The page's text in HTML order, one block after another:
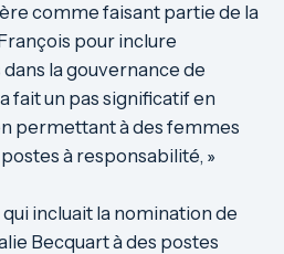
comme faisant partie de la
pour inclure
la gouvernance de
a fait un pas significatif en
permettant à des femmes
à responsabilité, »
incluait la nomination de
Becquart à des postes